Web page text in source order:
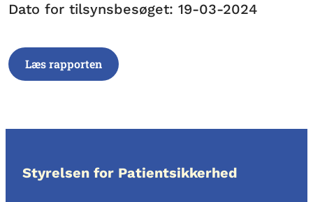
Dato for tilsynsbesøget: 19-03-2024
Læs rapporten
Styrelsen for Patientsikkerhed